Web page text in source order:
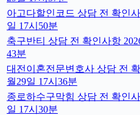
아고다할인코드 상담 전 확인
일 17시50분
축구반티 상담 전 확인사항
43분
대전이혼전문변호사 상담 전
월29일 17시36분
종로하수구막힘 상담 전 확인
일 17시30분